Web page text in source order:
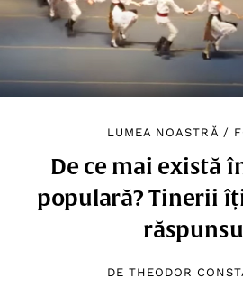
LUMEA NOASTRĂ /
De ce mai există
populară? Tinerii
DE THEODOR